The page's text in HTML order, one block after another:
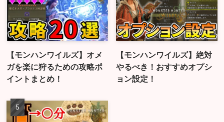
【モンハンワイルズ】オメ
ガを楽に狩るための攻略ポ
イントまとめ！
【モンハンワイルズ】絶対
やるべき！おすすめオプシ
ョン設定！